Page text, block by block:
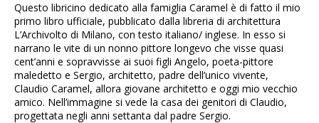
Questo libricino dedicato alla famiglia Caramel è di fatto il mio
primo libro ufficiale, pubblicato dalla libreria di architettura
L’Archivolto di Milano, con testo italiano/ inglese. In esso si
narrano le vite di un nonno pittore longevo che visse quasi
cent’anni e sopravvisse ai suoi figli Angelo, poeta-pittore
maledetto e Sergio, architetto, padre dell’unico vivente,
Claudio Caramel, allora giovane architetto e oggi mio vecchio
amico. Nell’immagine si vede la casa dei genitori di Claudio,
progettata negli anni settanta dal padre Sergio.